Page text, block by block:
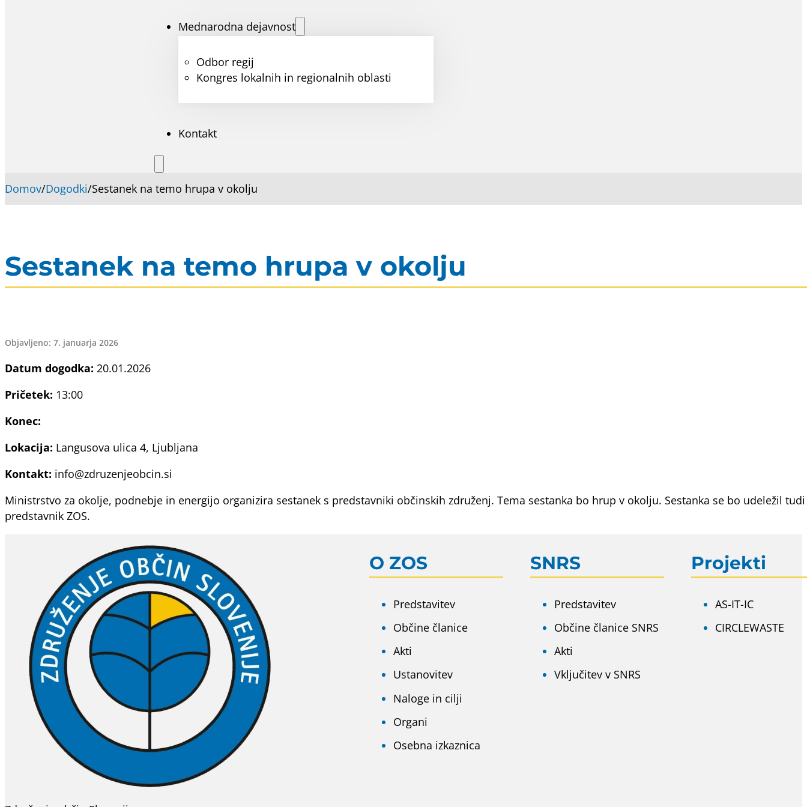
Mednarodna dejavnost
Odbor regij
Kongres lokalnih in regionalnih oblasti
Kontakt
Domov/Dogodki/Sestanek na temo hrupa v okolju
Sestanek na temo hrupa v okolju
Objavljeno: 7. januarja 2026
Datum dogodka: 20.01.2026
Pričetek: 13:00
Konec:
Lokacija: Langusova ulica 4, Ljubljana
Kontakt: info@zdruzenjeobcin.si
Ministrstvo za okolje, podnebje in energijo organizira sestanek s predstavniki občinskih združenj. Tema sestanka bo hrup v okolju. Sestanka se bo udeležil tudi
predstavnik ZOS.
O ZOS
Predstavitev
Občine članice
Akti
Ustanovitev
Naloge in cilji
Organi
Osebna izkaznica
SNRS
Predstavitev
Občine članice SNRS
Akti
Vključitev v SNRS
Projekti
AS-IT-IC
CIRCLEWASTE